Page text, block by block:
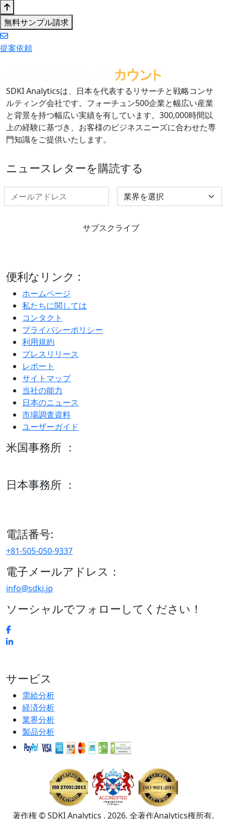
無料サンプル請求
提案依頼
SDKI Analyticsは、日本を代表するリサーチと戦略コンサ
ルティング会社です。フォーチュン500企業と幅広い産業
と背景を持つ幅広い実績を有しています。300,000時間以
上の経験に基づき、お客様のビジネスニーズに合わせた専
門知識をご提供いたします。
ニュースレターを購読する
Select Industry
サブスクライブ
便利なリンク :
ホームページ
私たちに関しては
コンタクト
プライバシーポリシー
利用規約
プレスリリース
レポート
サイトマップ
当社の能力
日本のニュース
市場調査資料
ユーザーガイド
米国事務所 ：
日本事務所 ：
電話番号:
+81-505-050-9337
電子メールアドレス：
info@sdki.jp
ソーシャルでフォローしてください！
サービス
需給分析
経済分析
業界分析
製品分析
著作権 © SDKI Analytics . 2026. 全著作Analytics権所有.